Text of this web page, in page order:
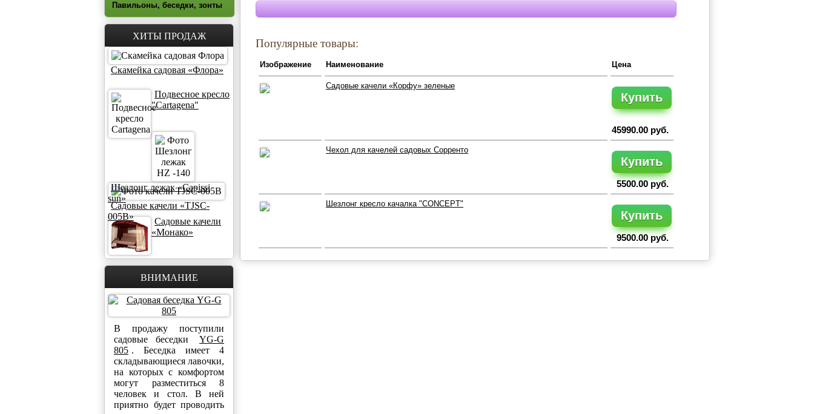
Павильоны, беседки, зонты
ХИТЫ ПРОДАЖ
Скамейка садовая «Флора»
Подвесное кресло
"Cartagena"
Шезлонг лежак «Capissi
sun»
Садовые качели «TJSC-
005B»
Садовые качели
«Монако»
ВНИМАНИЕ
В продажу поступили
садовые беседки
YG-G
805 . Беседка имеет 4
складывающиеся лавочки,
на которых с комфортом
могут разместиться 8
человек и стол. В ней
приятно будет проводить
Популярные товары:
Изображение Наименование Цена
Садовые качели «Корфу» зеленые
Купить
45990.00 руб.
Чехол для качелей садовых Сорренто
Купить
5500.00 руб.
Шезлонг кресло качалка "CONCEPT"
Купить
9500.00 руб.